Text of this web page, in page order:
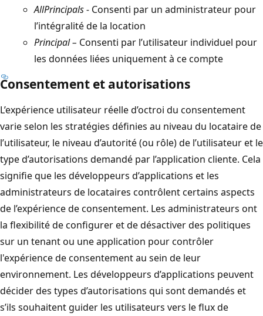
AllPrincipals - Consenti par un administrateur pour
l’intégralité de la location
Principal – Consenti par l’utilisateur individuel pour
les données liées uniquement à ce compte
Consentement et autorisations
L’expérience utilisateur réelle d’octroi du consentement
varie selon les stratégies définies au niveau du locataire de
l’utilisateur, le niveau d’autorité (ou rôle) de l’utilisateur et le
type d’autorisations demandé par l’application cliente. Cela
signifie que les développeurs d’applications et les
administrateurs de locataires contrôlent certains aspects
de l’expérience de consentement. Les administrateurs ont
la flexibilité de configurer et de désactiver des politiques
sur un tenant ou une application pour contrôler
l'expérience de consentement au sein de leur
environnement. Les développeurs d’applications peuvent
décider des types d’autorisations qui sont demandés et
s’ils souhaitent guider les utilisateurs vers le flux de